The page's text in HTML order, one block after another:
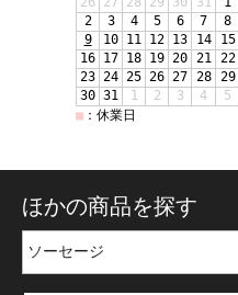
ほかの商品を探す